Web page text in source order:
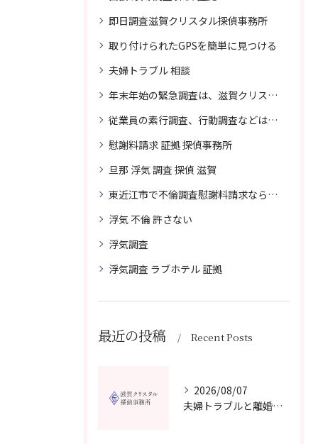
即日調査滋賀クリスタル探偵事務所
取り付けられたGPSを簡単に見つける
夫婦トラブル 相談
年末年始の緊急調査は、滋賀クリスタル探偵事務所へご相談
従業員の素行調査、行動調査などは、滋賀クリスタル探偵事務所へまずは、ご相談
慰謝料請求 証拠 探偵事務所
旦那 浮気 調査 探偵 滋賀
東近江市で不倫調査慰謝料請求なら滋賀クリスタル探偵事務所へご相談
浮気 不倫 許さない
浮気調査
浮気調査 ラブホテル 証拠
最近の投稿 Recent Posts
2026/08/07
夫婦トラブルと離婚相談を滋賀県野洲市で費用や無料窓口の選び方まで詳しく解説